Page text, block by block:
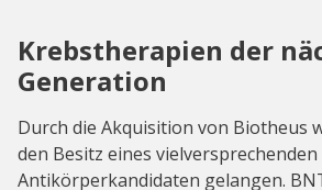
Krebstherapien der
Generation
Durch die Akquisition von Biotheus
den Besitz eines vielversprechenden
Antikörperkandidaten gelangen.